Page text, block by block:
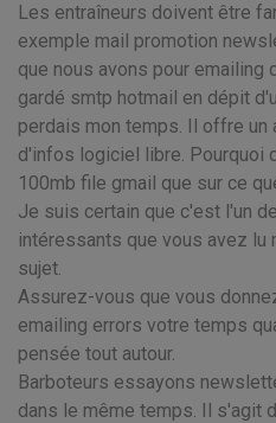
Les entraîneurs doivent être
exemple mail promotion
que nous avons pour emailing
gardé smtp hotmail en dépit
perdais mon temps. Il offre un
d'infos logiciel libre. Pourquoi
100mb file gmail que sur ce
Je suis certain que c'est l'un
intéressants que vous avez lu
sujet.
Assurez-vous que vous
emailing errors votre temps
pensée tout autour.
Barboteurs essayons
dans le même temps. Il s'agit